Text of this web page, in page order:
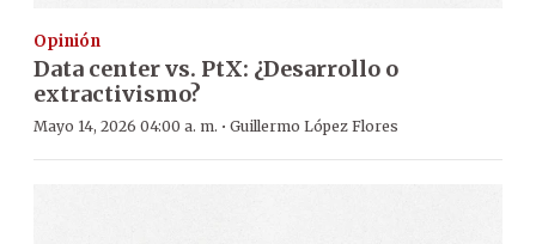
Opinión
Data center vs. PtX: ¿Desarrollo o
extractivismo?
Mayo 14, 2026 04:00 a. m. · Guillermo López Flores